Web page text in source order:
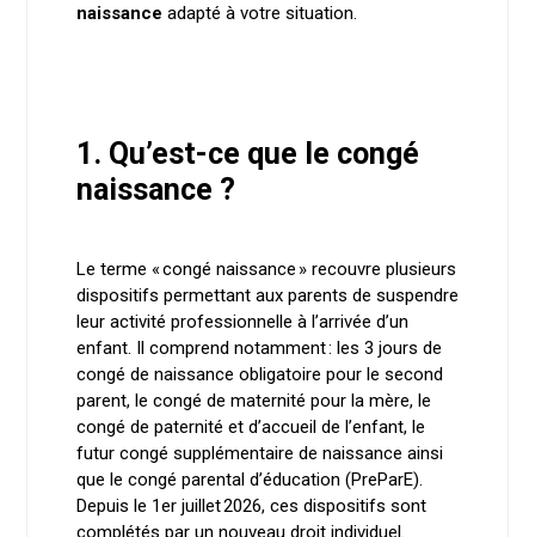
naissance adapté à votre situation.
1. Qu’est-ce que le congé
naissance ?
Le terme « congé naissance » recouvre plusieurs
dispositifs permettant aux parents de suspendre
leur activité professionnelle à l’arrivée d’un
enfant. Il comprend notamment : les 3 jours de
congé de naissance obligatoire pour le second
parent, le congé de maternité pour la mère, le
congé de paternité et d’accueil de l’enfant, le
futur congé supplémentaire de naissance ainsi
que le congé parental d’éducation (PreParE).
Depuis le 1er juillet 2026, ces dispositifs sont
complétés par un nouveau droit individuel.